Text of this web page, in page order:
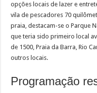
opções locais de lazer e
vila de pescadores 70
praia, destacam-se o Parque
que teria sido primeiro local
de 1500, Praia da Barra, Rio
outros locais.
Programação